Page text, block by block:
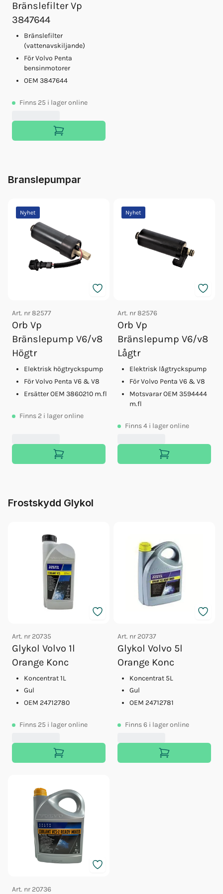
Bränslefilter Vp
3847644
Bränslefilter
(vattenavskiljande)
För Volvo Penta
bensinmotorer
OEM 3847644
Finns 25 i lager online
Branslepumpar
Nyhet
Art. nr82577
Orb Vp
Bränslepump V6/v8
Högtr
Elektrisk högtryckspump
För Volvo Penta V6 & V8
Ersätter OEM 3860210 m.fl
Finns 2 i lager online
Nyhet
Art. nr82576
Orb Vp
Bränslepump V6/v8
Lågtr
Elektrisk lågtryckspump
För Volvo Penta V6 & V8
Motsvarar OEM 3594444
m.fl
Finns4 i lager online
Frostskydd Glykol
Art. nr 20735
Glykol Volvo 1l
Orange Konc
Koncentrat 1L
Gul
OEM 24712780
Finns 25 i lager online
Art. nr 20737
Glykol Volvo 5l
Orange Konc
Koncentrat 5L
Gul
OEM 24712781
Finns6 i lager online
Art. nr 20736